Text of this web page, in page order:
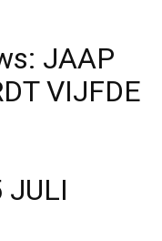
JAAP
VIJFDE
JULI